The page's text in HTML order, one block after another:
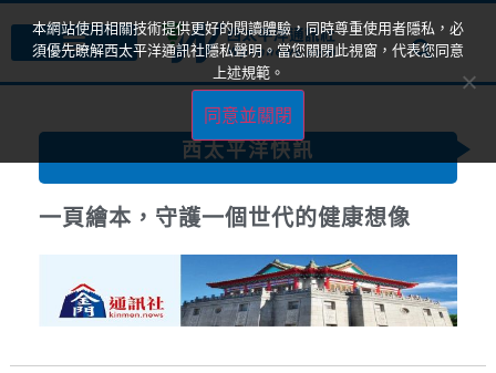
西太平洋快訊
一頁繪本，守護一個世代的健康想像
本網站使用相關技術提供更好的閱讀體驗，同時尊重使用者隱私，必
須優先瞭解西太平洋通訊社隱私聲明。當您關閉此視窗，代表您同意
上述規範。
同意並關閉